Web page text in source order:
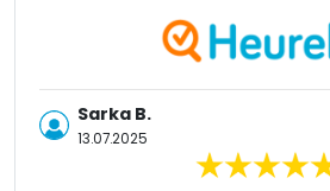
Sarka B.
13.07.2025